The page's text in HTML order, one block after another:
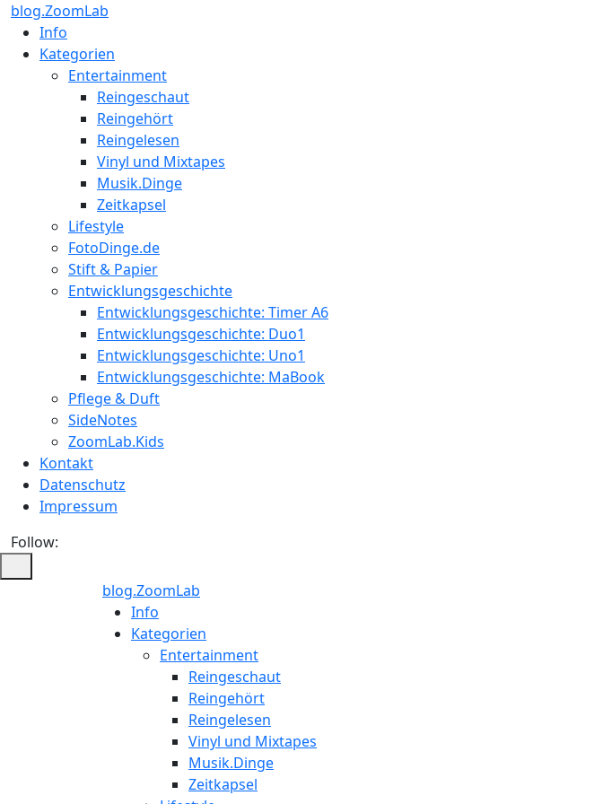
blog.ZoomLab
Info
Kategorien
Entertainment
Reingeschaut
Reingehört
Reingelesen
Vinyl und Mixtapes
Musik.Dinge
Zeitkapsel
Lifestyle
FotoDinge.de
Stift & Papier
Entwicklungsgeschichte
Entwicklungsgeschichte: Timer A6
Entwicklungsgeschichte: Duo1
Entwicklungsgeschichte: Uno1
Entwicklungsgeschichte: MaBook
Pflege & Duft
SideNotes
ZoomLab.Kids
Kontakt
Datenschutz
Impressum
Follow:
blog.ZoomLab
ZoomLab
pers.
Blog
Info
Kategorien
Entertainment
Reingeschaut
Reingehört
Reingelesen
Vinyl und Mixtapes
Musik.Dinge
Zeitkapsel